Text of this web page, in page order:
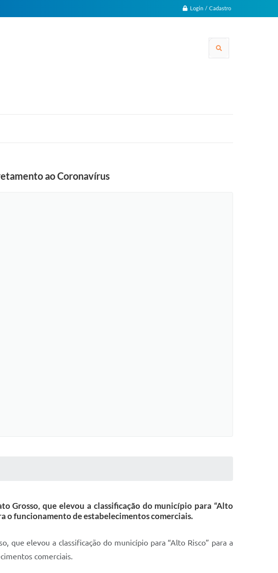
Login / Cadastro
ao Coronavírus
Grosso, que elevou a classificação do município para “Alto
o funcionamento de estabelecimentos comerciais.
que elevou a classificação do município para “Alto Risco” para a
comerciais.